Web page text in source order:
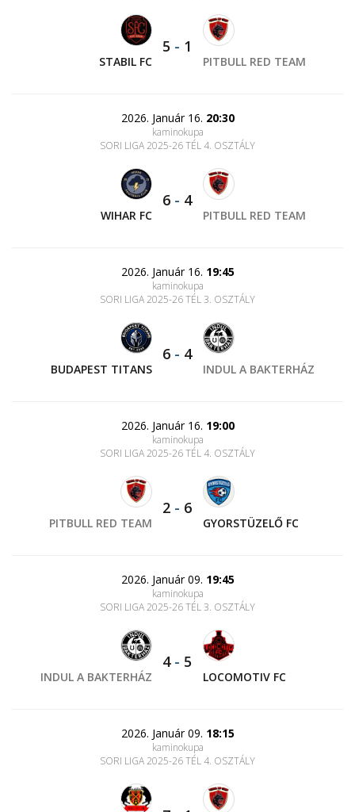
STABIL FC
5 - 1
PITBULL RED TEAM
2026. Január 16. 20:30
kaminokupa
SORI LIGA 2025-26 TÉL 4. OSZTÁLY
WIHAR FC
6 - 4
PITBULL RED TEAM
2026. Január 16. 19:45
kaminokupa
SORI LIGA 2025-26 TÉL 3. OSZTÁLY
BUDAPEST TITANS
6 - 4
INDUL A BAKTERHÁZ
2026. Január 16. 19:00
kaminokupa
SORI LIGA 2025-26 TÉL 4. OSZTÁLY
PITBULL RED TEAM
2 - 6
GYORSTÜZELŐ FC
2026. Január 09. 19:45
kaminokupa
SORI LIGA 2025-26 TÉL 3. OSZTÁLY
INDUL A BAKTERHÁZ
4- 5
LOCOMOTIV FC
2026. Január 09. 18:15
kaminokupa
SORI LIGA 2025-26 TÉL 4. OSZTÁLY